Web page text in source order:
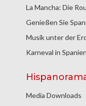
La Mancha: Die
Genießen Sie
Musik unter der
Karneval in
Media Downloads